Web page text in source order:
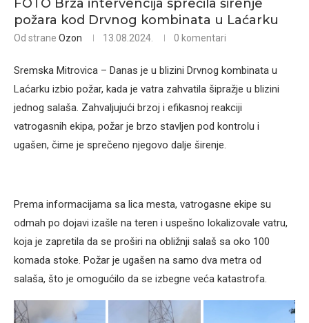
FOTO Brza intervencija sprečila širenje
požara kod Drvnog kombinata u Laćarku
Od strane Ozon 13.08.2024. 0 komentari
Sremska Mitrovica – Danas je u blizini Drvnog kombinata u
Laćarku izbio požar, kada je vatra zahvatila šipražje u blizini
jednog salaša. Zahvaljujući brzoj i efikasnoj reakciji
vatrogasnih ekipa, požar je brzo stavljen pod kontrolu i
ugašen, čime je sprečeno njegovo dalje širenje.
Prema informacijama sa lica mesta, vatrogasne ekipe su
odmah po dojavi izašle na teren i uspešno lokalizovale vatru,
koja je zapretila da se proširi na obližnji salaš sa oko 100
komada stoke. Požar je ugašen na samo dva metra od
salaša, što je omogućilo da se izbegne veća katastrofa.